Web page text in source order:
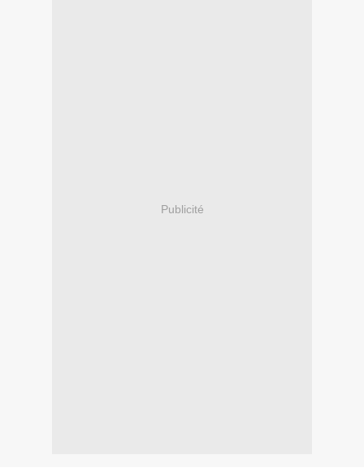
Publicité